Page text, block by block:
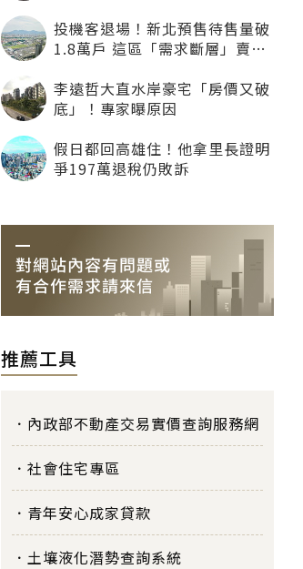
投機客退場！新北預售待售量破
1.8萬戶 這區「需求斷層」賣壓
李遠哲大直水岸豪宅「房價又破
底」！專家曝原因
假日都回高雄住！他拿里長證明
爭197萬退稅仍敗訴
推薦工具
內政部不動產交易實價查詢服務網
社會住宅專區
青年安心成家貸款
土壤液化潛勢查詢系統